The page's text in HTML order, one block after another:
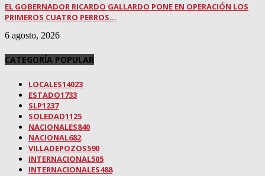
EL GOBERNADOR RICARDO GALLARDO PONE EN OPERACIÓN LOS
PRIMEROS CUATRO PERROS...
6 agosto, 2026
CATEGORÍA POPULAR
LOCALES14023
ESTADO1733
SLP1237
SOLEDAD1125
NACIONALES840
NACIONAL682
VILLADEPOZOS590
INTERNACIONAL505
INTERNACIONALES488